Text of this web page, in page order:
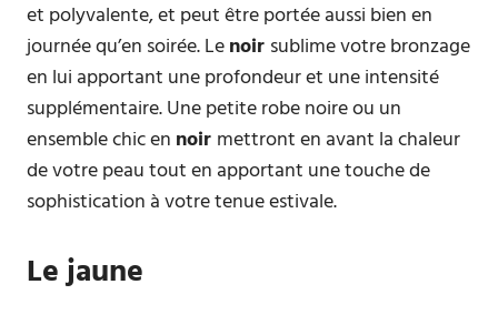
et polyvalente, et peut être portée aussi bien en
journée qu’en soirée. Lenoir sublime votre bronzage
en lui apportant une profondeur et une intensité
supplémentaire. Une petite robe noire ou un
ensemble chic en noir mettront en avant la chaleur
de votre peau tout en apportant une touche de
sophistication à votre tenue estivale.
Le jaune